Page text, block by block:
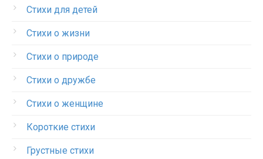
Стихи для детей
Стихи о жизни
Стихи о природе
Стихи о дружбе
Стихи о женщине
Короткие стихи
Грустные стихи